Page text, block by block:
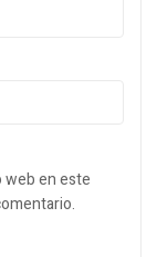
web en este